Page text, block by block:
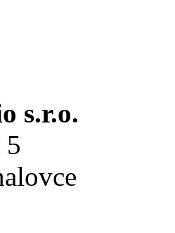
s.r.o.
5